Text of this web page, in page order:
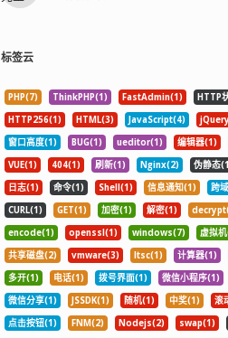
标签云
PHP(7) ThinkPHP(1) FastAdmin(1)
HTTP
HTTP256(1)
HTML(3) JavaScript(4)
窗口高度(1)
BUG(1) ueditor(1) 编辑器(1)
VUE(1)
404(1) 刷新(1) Nginx(2) 伪静态
日志(1)
命令(1) Shell(1) 信息通知(1)
跨
CURL(1)
GET(1) 加密(1) 解密(1)
encode(1)
openssl(1) windows(7)
虚拟
共享磁盘(2)
vmware(3) ltsc(1) 计算器(1)
多开(1)
电话(1) 拨号界面(1) 微信小程序(1)
微信分享(1)
JSSDK(1) 随机(1) 中奖(1)
滚
点击按钮(1)
FNM(2) Nodejs(2) swap(1)